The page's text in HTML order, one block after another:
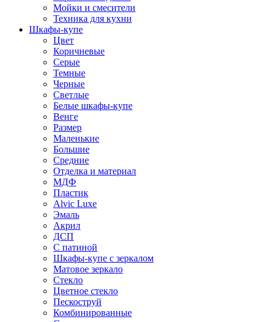
Мойки и смесители
Техника для кухни
Шкафы-купе
Цвет
Коричневые
Серые
Темные
Черные
Светлые
Белые шкафы-купе
Венге
Размер
Маленькие
Большие
Средние
Отделка и материал
МДФ
Пластик
Alvic Luxe
Эмаль
Акрил
ДСП
С патиной
Шкафы-купе с зеркалом
Матовое зеркало
Стекло
Цветное стекло
Пескоструй
Комбинированные